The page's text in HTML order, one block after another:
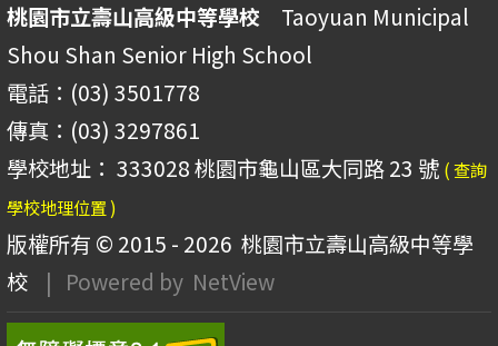
桃園市立壽山高級中等學校 Taoyuan Municipal
Shou Shan Senior High School
電話：(03) 3501778
傳真：(03) 3297861
學校地址： 333028 桃園市龜山區大同路 23 號 ( 查詢
學校地理位置 )
版權所有 © 2015 - 2026 桃園市立壽山高級中等學
校
| Powered by NetView